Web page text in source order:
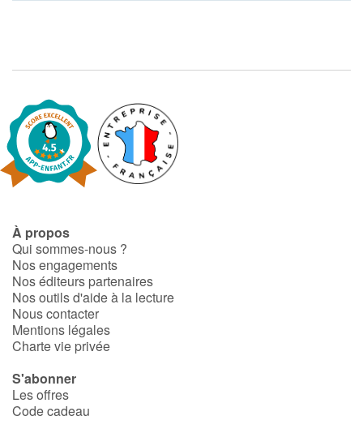
Sujets de société
Émotions et sentiments
Formats et illustrations
Catalogue anglais
Contraste +
Aide
Accueil
Famille
Écoles
À propos
Qui sommes-nous ?
Nos engagements
Nos éditeurs partenaires
Nos outils d'aide à la lecture
Nous contacter
Mentions légales
Charte vie privée
S'abonner
Les offres
Code cadeau